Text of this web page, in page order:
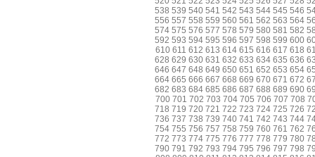
538 539 540 541 542 543 544 545 546
556 557 558 559 560 561 562 563 564
574 575 576 577 578 579 580 581 582
592 593 594 595 596 597 598 599 600
610 611 612 613 614 615 616 617 618
628 629 630 631 632 633 634 635 636
646 647 648 649 650 651 652 653 654
664 665 666 667 668 669 670 671 672
682 683 684 685 686 687 688 689 690
700 701 702 703 704 705 706 707 708
718 719 720 721 722 723 724 725 726
736 737 738 739 740 741 742 743 744
754 755 756 757 758 759 760 761 762
772 773 774 775 776 777 778 779 780
790 791 792 793 794 795 796 797 798